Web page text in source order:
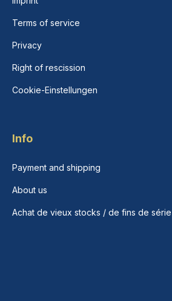
Terms of service
Privacy
Right of rescission
Cookie-Einstellungen
Info
Payment and shipping
About us
Achat de vieux stocks / de fins de série